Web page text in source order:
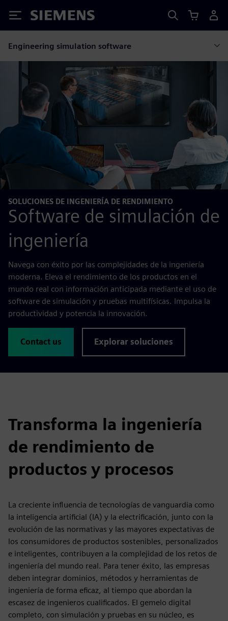
Siemens
Engineering simulation software
SOLUCIONES DE INGENIERÍA DE RENDIMIENTO
Software de simulación de
ingeniería
Navega con éxito por las complejidades de la ingeniería
moderna. Eleva el rendimiento de los productos en el
mundo real con información anticipada mediante el uso de
software de simulación y pruebas multifísicas. Impulsa la
productividad y potencia la innovación.
Contact us Explorar soluciones
Transforma la ingeniería
de rendimiento de
productos y procesos
La creciente influencia de tecnologías de vanguardia como
la inteligencia artificial (IA) y la electrificación, junto con la
evolución de las normativas y las mayores expectativas de
los consumidores de productos sostenibles, personalizados
e inteligentes, contribuyen a la complejidad de los retos de
ingeniería del mundo real. Para tener éxito, las empresas
deben integrar dominios, métodos y herramientas de
ingeniería de forma eficaz, al tiempo que abordan la
escasez de ingenieros cualificados. El gemelo digital
completo, con simulación y pruebas en su núcleo, es